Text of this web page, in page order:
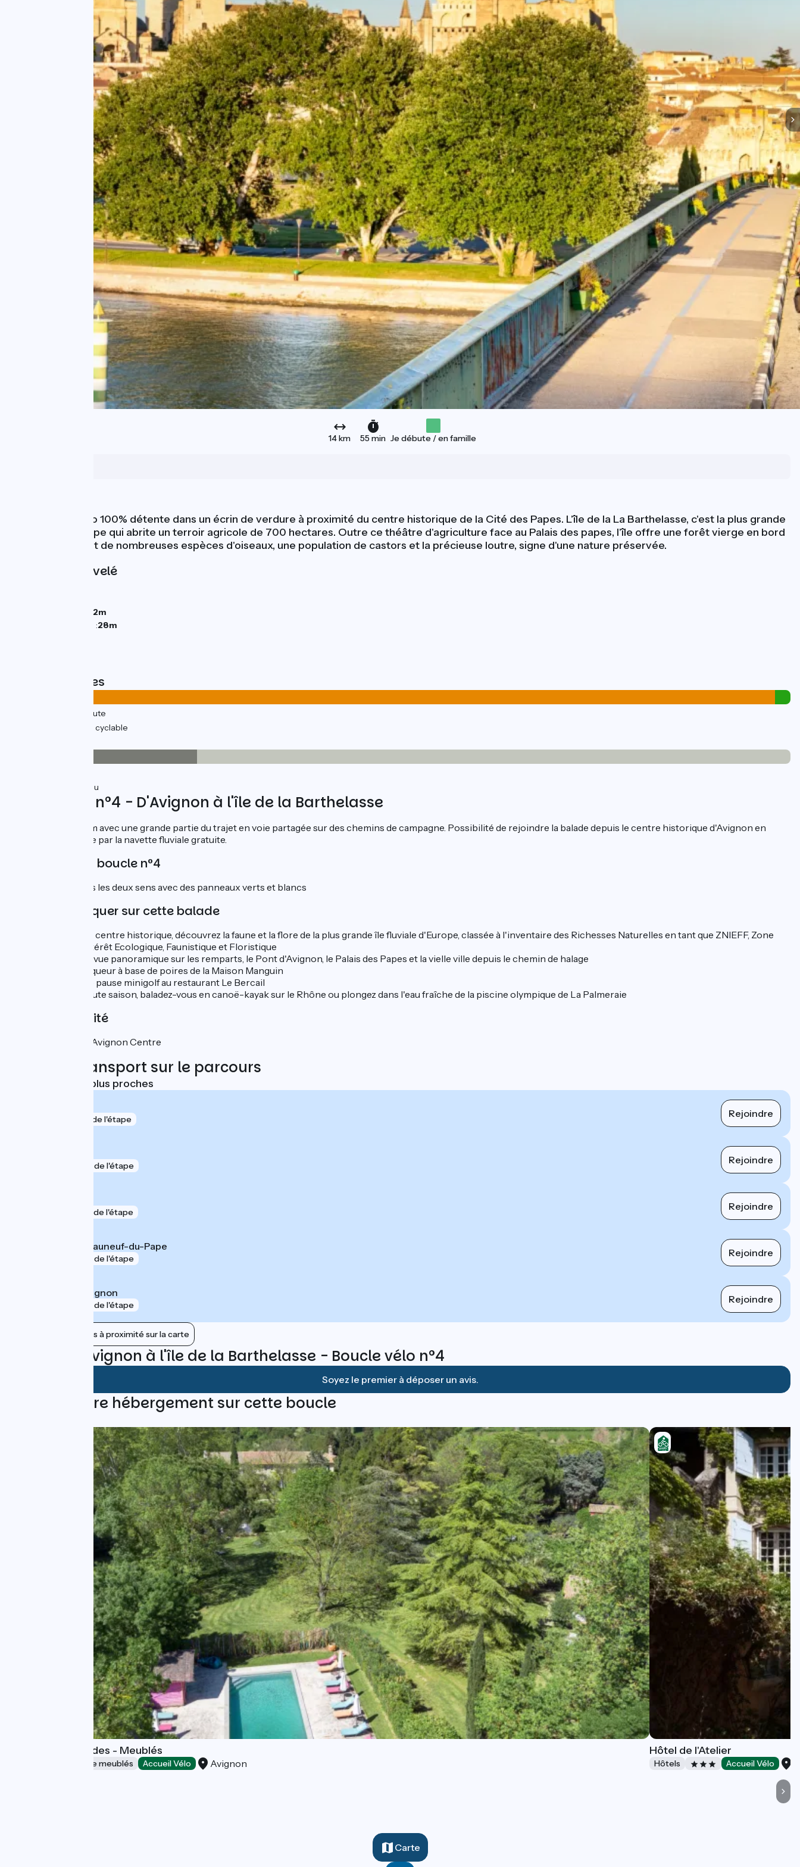
14 km 55 min Je débute / en famille
Une balade à vélo 100% détente dans un écrin de verdure à proximité du centre historique de la Cité des Papes. L'île de la La Barthelasse, c'est la plus grande
île fluviale d'Europe qui abrite un terroir agricole de 700 hectares. Outre ce théâtre d'agriculture face au Palais des papes, l'île offre une forêt vierge en bord
du Rhône abritant de nombreuses espèces d'oiseaux, une population de castors et la précieuse loutre, signe d'une nature préservée.
Pentes et dénivelé
12m
Point le plus élevé :28m
Types de routes
(98%) Sur route
(2%) Voie cyclable
(76%) Inconnu
Circuit vélo n°4 - D'Avignon à l'île de la Barthelasse
Boucle vélo de 13km avec une grande partie du trajet en voie partagée sur des chemins de campagne. Possibilité de rejoindre la balade depuis le centre historique d'Avignon en
traversant le Rhône par la navette fluviale gratuite.
Balisage de la boucle n°4
Boucle balisée dans les deux sens avec des panneaux verts et blancs
À ne pas manquer sur cette balade
A deux pas du centre historique, découvrez la faune et la flore de la plus grande île fluviale d'Europe, classée à l'inventaire des Richesses Naturelles en tant que ZNIEFF, Zone
naturelle d'intérêt Ecologique, Faunistique et Floristique
Admirez de la vue panoramique sur les remparts, le Pont d'Avignon, le Palais des Papes et la vielle ville depuis le chemin de halage
Dégustez la liqueur à base de poires de la Maison Manguin
Profitez d'une pause minigolf au restaurant Le Bercail
Pendant la haute saison, baladez-vous en canoë-kayak sur le Rhône ou plongez dans l'eau fraîche de la piscine olympique de La Palmeraie
Gare à proximité
Gare SNCF d'Avignon Centre
Trains et transport sur le parcours
Gares SNCF les plus proches
1 km de l'étape Rejoindre
4 km de l'étape Rejoindre
5 km de l'étape Rejoindre
Sorgues - Châteauneuf-du-Pape
6 km de l'étape Rejoindre
Morières-lès-Avignon
8 km de l'étape Rejoindre
Afficher les gares à proximité sur la carte
Avis sur D'Avignon à l'île de la Barthelasse - Boucle vélo n°4
Soyez le premier à déposer un avis.
Trouvez votre hébergement sur cette boucle
Domaine de Rhodes - Meublés
Gîtes et locations de meublés Accueil Vélo Avignon
Hôtel de l'Atelier
Hôtels Accueil Vélo
Carte